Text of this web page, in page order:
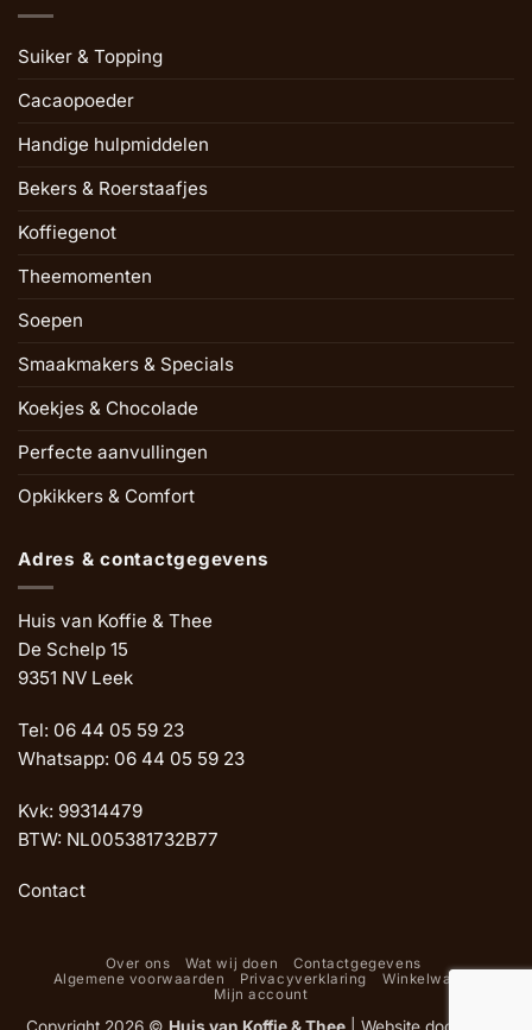
Suiker & Topping
Cacaopoeder
Handige hulpmiddelen
Bekers & Roerstaafjes
Koffiegenot
Theemomenten
Soepen
Smaakmakers & Specials
Koekjes & Chocolade
Perfecte aanvullingen
Opkikkers & Comfort
Adres & contactgegevens
Huis van Koffie & Thee
De Schelp 15
9351 NV Leek
Tel: 06 44 05 59 23
Whatsapp: 06 44 05 59 23
Kvk: 99314479
BTW: NL005381732B77
Contact
Over ons Wat wij doen
Contactgegevens
Algemene voorwaarden
Privacyverklaring
Winkelwagen
Mijn account